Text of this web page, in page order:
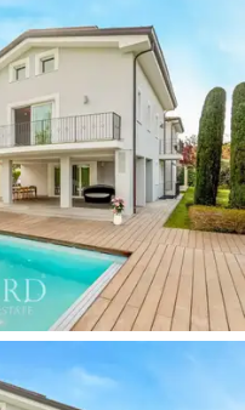
le aree funzionali
intrattenimento, la
Con
ma con un
armoniosamente
circostante e
, che inonda ogni
vetrate.
a doppia
dove il bianco
che filtra dalle grandi